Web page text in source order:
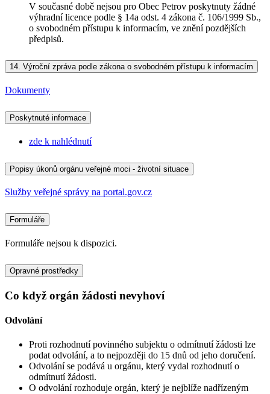
V současné době nejsou pro Obec Petrov poskytnuty žádné
výhradní licence podle § 14a odst. 4 zákona č. 106/1999 Sb.,
o svobodném přístupu k informacím, ve znění pozdějších
předpisů.
14. Výroční zpráva podle zákona o svobodném přístupu k informacím
Dokumenty
Poskytnuté informace
zde k nahlédnutí
Popisy úkonů orgánu veřejné moci - životní situace
Služby veřejné správy na portal.gov.cz
Formuláře
Formuláře nejsou k dispozici.
Opravné prostředky
Co když orgán žádosti nevyhoví
Odvolání
Proti rozhodnutí povinného subjektu o odmítnutí žádosti lze
podat odvolání, a to nejpozději do 15 dnů od jeho doručení.
Odvolání se podává u orgánu, který vydal rozhodnutí o
odmítnutí žádosti.
O odvolání rozhoduje orgán, který je nejblíže nadřízeným